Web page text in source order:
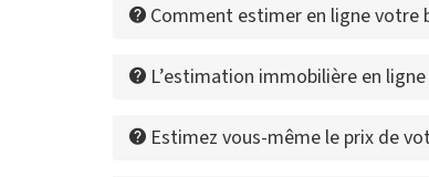
Comment estimer en ligne votre
L’estimation immobilière en
Estimez vous-même le prix de